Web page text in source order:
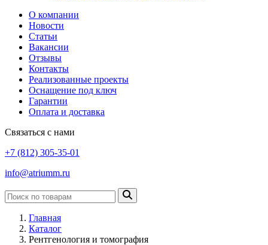
О компании
Новости
Статьи
Вакансии
Отзывы
Контакты
Реализованные проекты
Оснащение под ключ
Гарантии
Оплата и доставка
Связаться с нами
+7 (812) 305-35-01
info@atriumm.ru
Главная
Каталог
Рентгенология и томография